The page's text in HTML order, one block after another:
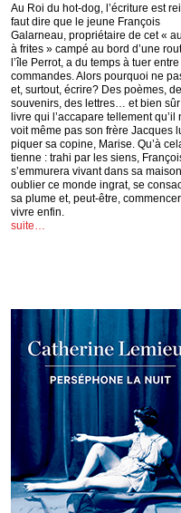
Au Roi du hot-dog, l’écriture est
faut dire que le jeune François
Galarneau, propriétaire de cet «
à frites » campé au bord d’une
l’île Perrot, a du temps à tuer
commandes. Alors pourquoi ne
et, surtout, écrire? Des poèmes,
souvenirs, des lettres… et bien
livre qui l’accapare tellement qu’il
voit même pas son frère Jacques
piquer sa copine, Marise. Qu’à
tienne : trahi par les siens,
s’emmurera vivant dans sa
oublier ce monde ingrat, se
sa plume et, peut-être,
vivre enfin.
suite…